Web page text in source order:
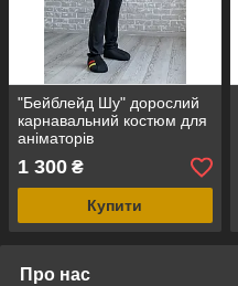
"Бейблейд Шу" дорослий
карнавальний костюм для
аніматорів
1 300 ₴
Купити
Про нас